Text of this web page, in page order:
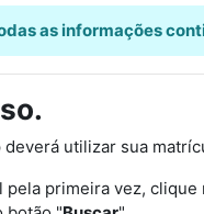
as informações
deverá utilizar sua
pela primeira vez, clique